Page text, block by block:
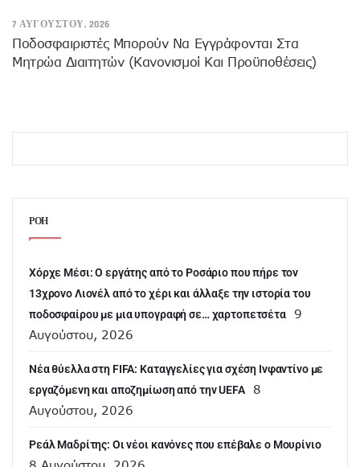
7 ΑΥΓΟΎΣΤΟΥ, 2026
Ποδοσφαιριστές Μπορούν Να Εγγράφονται Στα
Μητρώα Διαιτητών (κανονισμοί Και Προϋποθέσεις)
ΡΟΗ
Χόρχε Μέσι: Ο εργάτης από το Ροσάριο που πήρε τον
13χρονο Λιονέλ από το χέρι και άλλαξε την ιστορία του
ποδοσφαίρου με μια υπογραφή σε… χαρτοπετσέτα
9
Αυγούστου, 2026
Νέα θύελλα στη FIFA: Καταγγελίες για σχέση Ινφαντίνο με
εργαζόμενη και αποζημίωση από την UEFA
8
Αυγούστου, 2026
Ρεάλ Μαδρίτης: Οι νέοι κανόνες που επέβαλε ο Μουρίνιο